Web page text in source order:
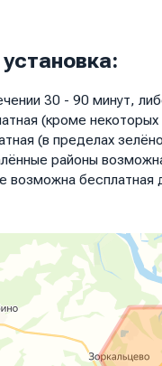
30 - 90 минут,
(кроме
(в пределах
районы
возможна бесплатная